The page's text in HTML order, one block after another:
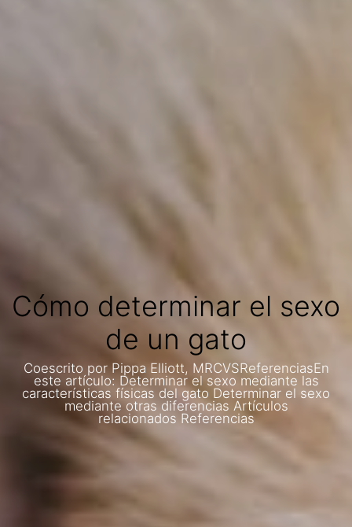
Cómo determinar el sexo
de un gato
Coescrito por Pippa Elliott, MRCVSReferenciasEn
este artículo: Determinar el sexo mediante las
características físicas del gato Determinar el sexo
mediante otras diferencias Artículos
relacionados Referencias